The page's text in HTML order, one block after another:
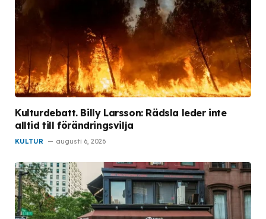
Kulturdebatt. Billy Larsson: Rädsla leder inte
alltid till förändringsvilja
KULTUR augusti 6, 2026